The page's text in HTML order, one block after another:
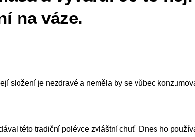
na váze.
složení je nezdravé a neměla by se vůbec
této tradiční polévce zvláštní chuť. Dnes ho